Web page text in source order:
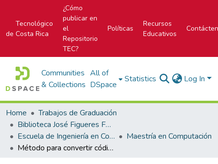
Tecnológico
de Costa Rica
¿Cómo
publicar en
el
Repositorio
TEC?
Políticas
Recursos
Educativos
Communities
& Collections
All of
DSpace
Statistics Log In
Home
Trabajos de Graduación
Biblioteca José Figueres Ferrer
Escuela de Ingeniería en Computación
Maestría en Computación
Método para convertir código fuente escrito en diversos lenguajes de programación a un lenguaje universal